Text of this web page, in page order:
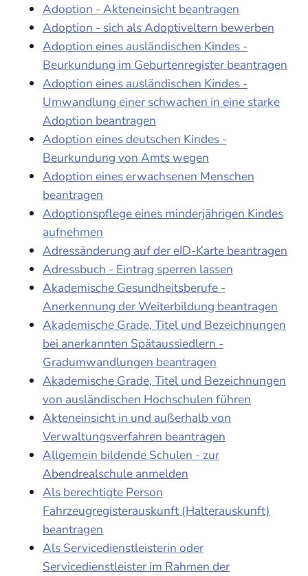
Adoption - Akteneinsicht beantragen
Adoption - sich als Adoptiveltern bewerben
Adoption eines ausländischen Kindes -
Beurkundung im Geburtenregister beantragen
Adoption eines ausländischen Kindes -
Umwandlung einer schwachen in eine starke
Adoption beantragen
Adoption eines deutschen Kindes -
Beurkundung von Amts wegen
Adoption eines erwachsenen Menschen
beantragen
Adoptionspflege eines minderjährigen Kindes
aufnehmen
Adressänderung auf der eID-Karte beantragen
Adressbuch - Eintrag sperren lassen
Akademische Gesundheitsberufe -
Anerkennung der Weiterbildung beantragen
Akademische Grade, Titel und Bezeichnungen
bei anerkannten Spätaussiedlern -
Gradumwandlungen beantragen
Akademische Grade, Titel und Bezeichnungen
von ausländischen Hochschulen führen
Akteneinsicht in und außerhalb von
Verwaltungsverfahren beantragen
Allgemein bildende Schulen - zur
Abendrealschule anmelden
Als berechtigte Person
Fahrzeugregisterauskunft (Halterauskunft)
beantragen
Als Servicedienstleisterin oder
Servicedienstleister im Rahmen der